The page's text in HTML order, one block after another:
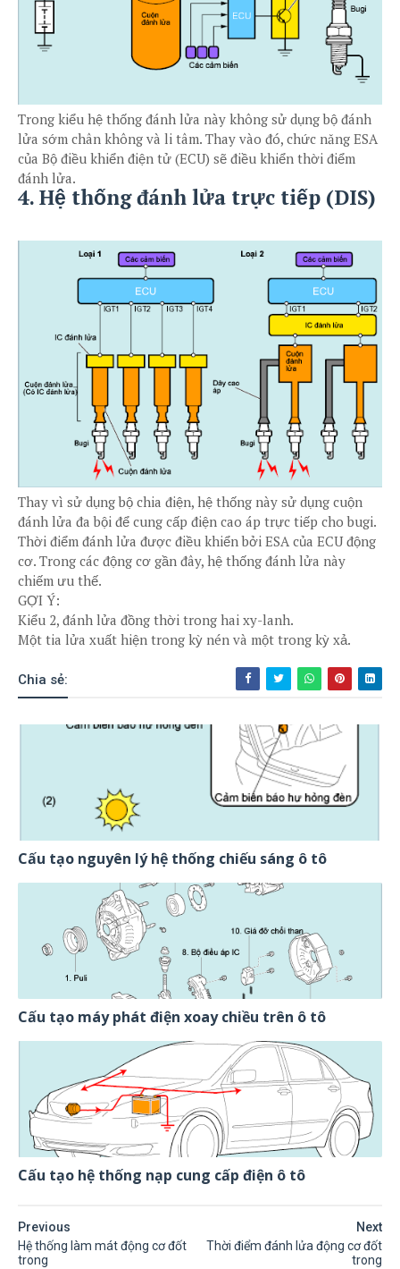
Trong kiểu hệ thống đánh lửa này không sử dụng bộ đánh
lửa sớm chân không và li tâm. Thay vào đó, chức năng ESA
của Bộ điều khiển điện tử (ECU) sẽ điều khiển thời điểm
đánh lửa.
4. Hệ thống đánh lửa trực tiếp (DIS)
Thay vì sử dụng bộ chia điện, hệ thống này sử dụng cuộn
đánh lửa đa bội để cung cấp điện cao áp trực tiếp cho bugi.
Thời điểm đánh lửa được điều khiển bởi ESA của ECU động
cơ. Trong các động cơ gần đây, hệ thống đánh lửa này
chiếm ưu thế.
GỢI Ý:
Kiểu 2, đánh lửa đồng thời trong hai xy-lanh.
Một tia lửa xuất hiện trong kỳ nén và một trong kỳ xả.
Chia sẻ:
Cấu tạo nguyên lý hệ thống chiếu sáng ô tô
Cấu tạo máy phát điện xoay chiều trên ô tô
Cấu tạo hệ thống nạp cung cấp điện ô tô
Next
Thời điểm đánh lửa động cơ đốt
trong
Previous
Hệ thống làm mát động cơ đốt
trong